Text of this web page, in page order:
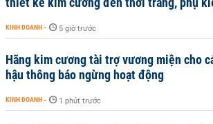
KINH DOANH - 5 giờ trước
Hãng kim cương tài trợ vương miện cho
hậu thông báo ngừng hoạt động
KINH DOANH - 1 phút trước